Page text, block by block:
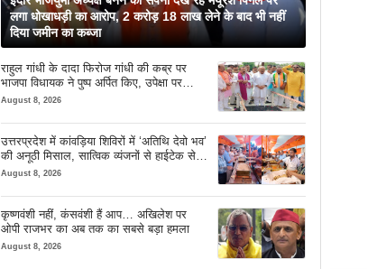
लगा धोखाधड़ी का आरोप, 2 करोड़ 18 लाख लेने के बाद भी नहीं
दिया जमीन का कब्जा
राहुल गांधी के दादा फिरोज गांधी की कब्र पर
भाजपा विधायक ने पुष्प अर्पित किए, उपेक्षा पर
दिखाया आईना
August 8, 2026
उत्तरप्रदेश में कांवड़िया शिविरों में ‘अतिथि देवो भव’
की अनूठी मिसाल, सात्विक व्यंजनों से हाईटेक सेवा
तक खास इंतजाम
August 8, 2026
कृष्णवंशी नहीं, कंसवंशी हैं आप… अखिलेश पर
ओपी राजभर का अब तक का सबसे बड़ा हमला
August 8, 2026